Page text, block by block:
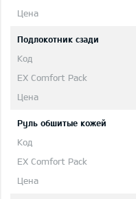
Подлокотник сзади
Руль обшитые кожей